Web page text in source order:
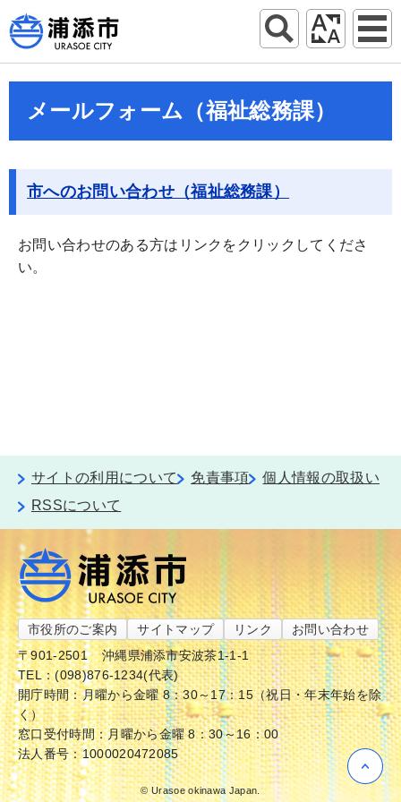
メールフォーム（福祉総務課）
市へのお問い合わせ（福祉総務課）
お問い合わせのある方はリンクをクリックしてくださ
い。
サイトの利用について 免責事項
個人情報の取扱い
RSSについて
市役所のご案内 サイトマップ リンク
お問い合わせ
〒901-2501
沖縄県浦添市安波茶1-1-1
TEL：(098)876-1234(代表)
開庁時間：月曜から金曜 8：30～17：15（祝日・年末年始を除
く）
窓口受付時間：月曜から金曜 8：30～16：00
法人番号：1000020472085
© Urasoe okinawa Japan.